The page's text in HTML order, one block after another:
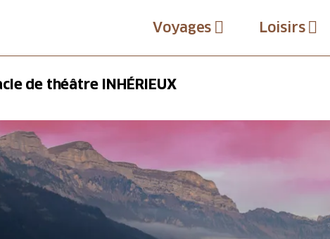
Voyages Loisirs
de théâtre INHÉRIEUX